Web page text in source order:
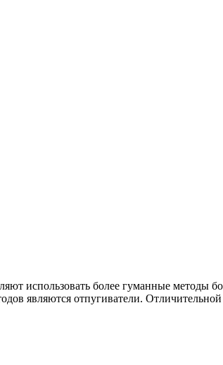
использовать более гуманные методы
являются отпугиватели.